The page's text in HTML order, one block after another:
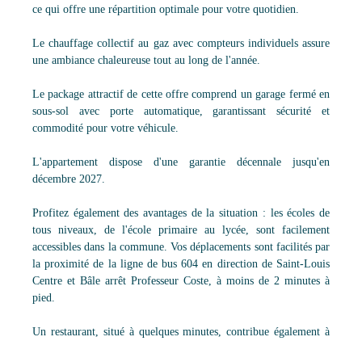
ce qui offre une répartition optimale pour votre quotidien.
Le chauffage collectif au gaz avec compteurs individuels assure
une ambiance chaleureuse tout au long de l'année.
Le package attractif de cette offre comprend un garage fermé en
sous-sol avec porte automatique, garantissant sécurité et
commodité pour votre véhicule.
L'appartement dispose d'une garantie décennale jusqu'en
décembre 2027.
Profitez également des avantages de la situation : les écoles de
tous niveaux, de l'école primaire au lycée, sont facilement
accessibles dans la commune. Vos déplacements sont facilités par
la proximité de la ligne de bus 604 en direction de Saint-Louis
Centre et Bâle arrêt Professeur Coste, à moins de 2 minutes à
pied.
Un restaurant, situé à quelques minutes, contribue également à